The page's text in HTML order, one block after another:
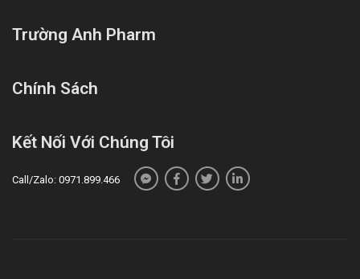
Trường Anh Pharm
Chính Sách
Kết Nối Với Chúng Tôi
Call/Zalo: 0971.899.466